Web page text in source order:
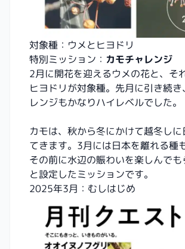
対象種：ウメとヒヨドリ
特別ミッション： カモチャレンジ
2月に開花を迎えるウメの花と、そ
ヒヨドリが対象種。先月に引き続き
レンジもかなりハイレベルでした。
カモは、秋から冬にかけて越冬しに
てきます。3月には日本を離れる種
その前に水辺の賑わいを楽しんでも
と設定したミッションです。
2025年3月：むしはじめ